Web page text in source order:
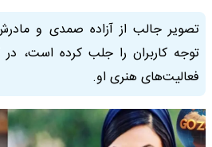
تصویر جالب از آزاده صمدی و
توجه کاربران را جلب کرده است، در
فعالیت‌های هنری او.